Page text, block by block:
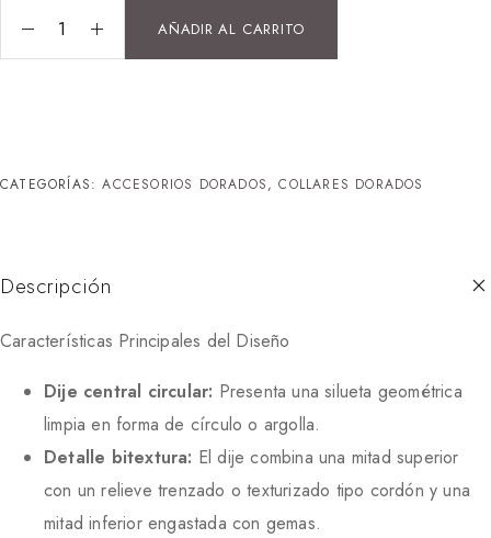
AÑADIR AL CARRITO
CATEGORÍAS:ACCESORIOS DORADOS,COLLARES DORADOS
Descripción
Características Principales del Diseño
Dije central circular: Presenta una silueta geométrica
limpia en forma de círculo o argolla.
Detalle bitextura: El dije combina una mitad superior
con un relieve trenzado o texturizado tipo cordón y una
mitad inferior engastada con gemas.